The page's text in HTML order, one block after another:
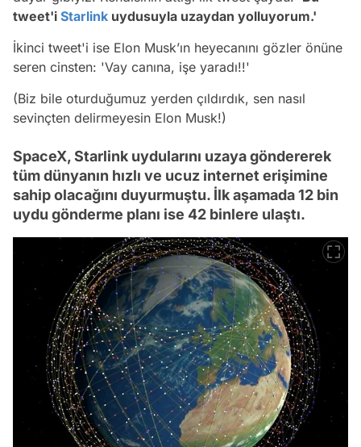
tweet'i Starlink uydusuyla uzaydan yolluyorum.'
İkinci tweet'i ise Elon Musk’ın heyecanını gözler önüne
seren cinsten: 'Vay canına, işe yaradı!!'
(Biz bile oturduğumuz yerden çıldırdık, sen nasıl
sevinçten delirmeyesin Elon Musk!)
SpaceX, Starlink uydularını uzaya göndererek
tüm dünyanın hızlı ve ucuz internet erişimine
sahip olacağını duyurmuştu. İlk aşamada 12 bin
uydu gönderme planı ise 42 binlere ulaştı.